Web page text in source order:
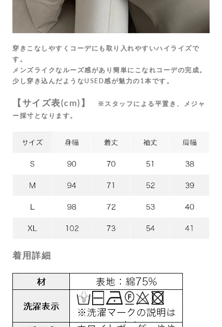
穿きこなしやすくコーデにも取り入れやすいハイライズで
す。
メンズライクなルーズ感があり簡単にこなれコーデの完成。
少し穿き込んだようなUSED感が魅力の1本です。
【サイズ表(cm)】
※スタッフによる平置き、メジャ
ー採寸となります。
着用詳細